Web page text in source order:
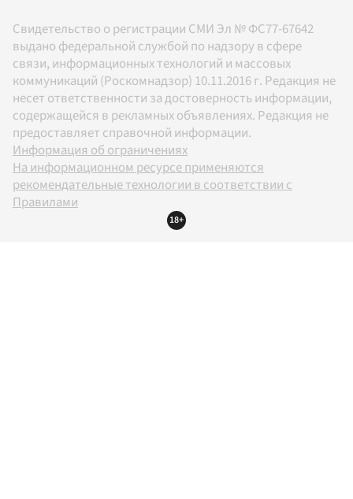
Свидетельство о регистрации СМИ Эл № ФС77-67642
выдано федеральной службой по надзору в сфере
связи, информационных технологий и массовых
коммуникаций (Роскомнадзор) 10.11.2016 г. Редакция не
несет ответственности за достоверность информации,
содержащейся в рекламных объявлениях. Редакция не
предоставляет справочной информации.
Информация об ограничениях
На информационном ресурсе применяются
рекомендательные технологии в соответствии с
Правилами
18+